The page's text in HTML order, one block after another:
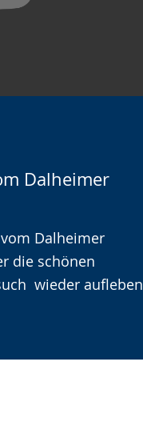
Dalheimer
Dalheimer
die schönen
wieder aufleben